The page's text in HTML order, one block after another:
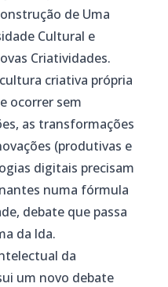
de Uma
Cultural e
Criatividades.
criativa própria
ocorrer sem
as transformações
(produtivas e
digitais precisam
numa fórmula
debate que passa
da lda.
da
um novo debate